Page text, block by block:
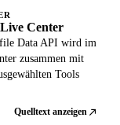
Center
Data API wird im
zusammen mit
Tools
Quelltext anzeigen